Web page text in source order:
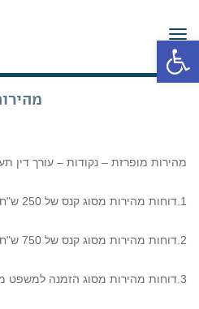
פתח סרגל נגישות
תפריט
מהירות מופרזת – נקודות – עורך דין
1.דוחות מהירות מסוג קנס של 250 ש"ח אינם מחייבים בנקודות כלל.
2.דוחות מהירות מסוג קנס של 750 ש"ח מחייבים בשמונה נקודות.
3.דוחות מהירות מסוג הזמנה למשפט מחייבים בעשר נקודות.